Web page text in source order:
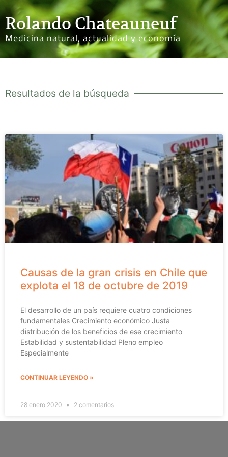
Rolando Chateauneuf
Medicina natural, actualidad y economía
Resultados de la búsqueda
Causas de la gran crisis en Chile que
explota el 18 de octubre de 2019
El desarrollo de un país requiere cuatro condiciones
fundamentales Crecimiento económico Justa
distribución de los beneficios de ese crecimiento
Estabilidad y sustentabilidad Pleno empleo
Especialmente
CONTINUAR LEYENDO »
28 enero 2020 2 comentarios